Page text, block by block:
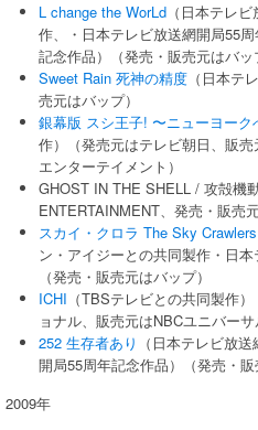
L change the WorLd （日本テレ
作、・日本テレビ放送網開局55
記念作品）（発売・販売元はバッ
Sweet Rain 死神の精度 （日本テ
売元はバップ）
銀幕版 スシ王子! 〜ニューヨーク
作）（発売元はテレビ朝日、販
エンターテイメント）
GHOST IN THE SHELL / 攻殻機
ENTERTAINMENT、発売・販売
スカイ・クロラ The Sky Crawlers
ン・アイジーとの共同製作・日
（発売・販売元はバップ）
ICHI （TBSテレビとの共同製作
ョナル、販売元はNBCユニバー
252 生存者あり （日本テレビ放
開局55周年記念作品）（発売・販
2009年